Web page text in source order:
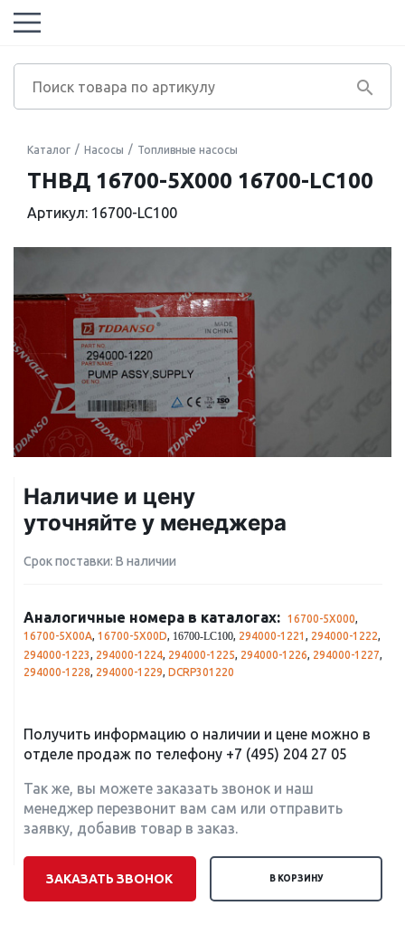
Каталог Насосы Топливные насосы
ТНВД 16700-5X000 16700-LC100
Артикул: 16700-LC100
Наличие и цену
уточняйте у менеджера
Срок поставки: В наличии
Аналогичные номера в каталогах: 16700-5X000,
16700-5X00A, 16700-5X00D, 16700-LC100, 294000-1221 , 294000-1222,
294000-1223, 294000-1224, 294000-1225, 294000-1226, 294000-1227,
294000-1228, 294000-1229, DCRP301220
Получить информацию о наличии и цене можно в
отделе продаж по телефону +7 (495) 204 27 05
Так же, вы можете заказать звонок и наш
менеджер перезвонит вам сам или отправить
заявку, добавив товар в заказ.
ЗАКАЗАТЬ ЗВОНОК В КОРЗИНУ